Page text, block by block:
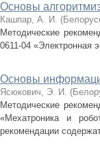
Основы
Кашпар, А. И. (
Методические
0611-04 «Электронная
Основы
Ясюкович, Э. И. (
Методические
«Мехатроника и
рекомендации